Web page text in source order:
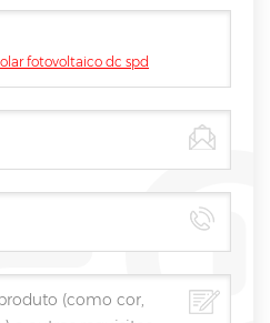
fotovoltaico dc spd